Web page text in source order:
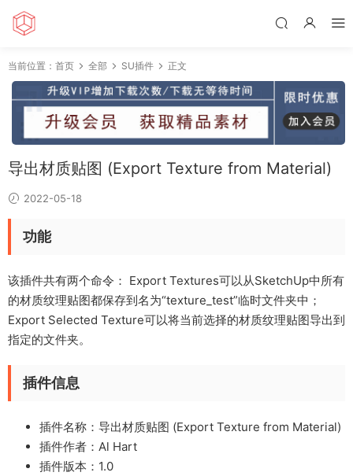
当前位置： 首页 全部 SU插件 正文
导出材质贴图 (Export Texture from Material)
2022-05-18
功能
该插件共有两个命令： Export Textures可以从SketchUp中所有
的材质纹理贴图都保存到名为“texture_test”临时文件夹中；
Export Selected Texture可以将当前选择的材质纹理贴图导出到
指定的文件夹。
插件信息
插件名称：导出材质贴图 (Export Texture from Material)
插件作者：Al Hart
插件版本：1.0